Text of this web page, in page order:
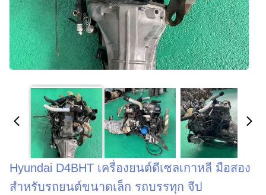
Hyundai D4BHT เครื่องยนต์ดีเซลเกาหลี มือสอง
สําหรับรถยนต์ขนาดเล็ก รถบรรทุก จีป